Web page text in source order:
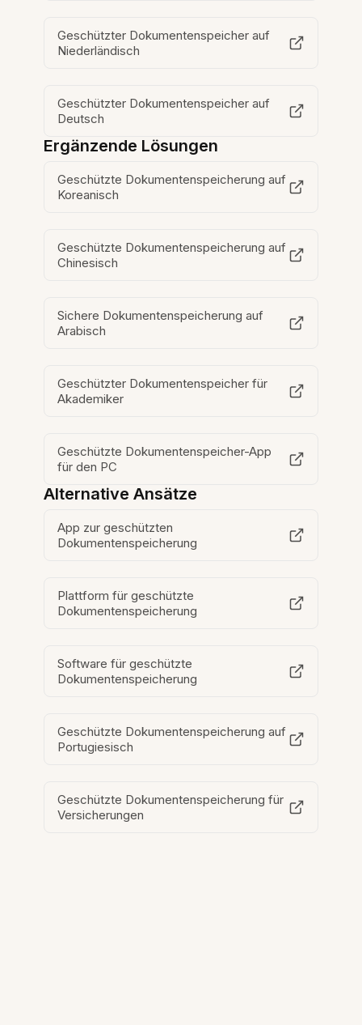
Geschützter Dokumentenspeicher auf
Niederländisch
Geschützter Dokumentenspeicher auf
Deutsch
Ergänzende Lösungen
Geschützte Dokumentenspeicherung auf
Koreanisch
Geschützte Dokumentenspeicherung auf
Chinesisch
Sichere Dokumentenspeicherung auf
Arabisch
Geschützter Dokumentenspeicher für
Akademiker
Geschützte Dokumentenspeicher-App
für den PC
Alternative Ansätze
App zur geschützten
Dokumentenspeicherung
Plattform für geschützte
Dokumentenspeicherung
Software für geschützte
Dokumentenspeicherung
Geschützte Dokumentenspeicherung auf
Portugiesisch
Geschützte Dokumentenspeicherung für
Versicherungen